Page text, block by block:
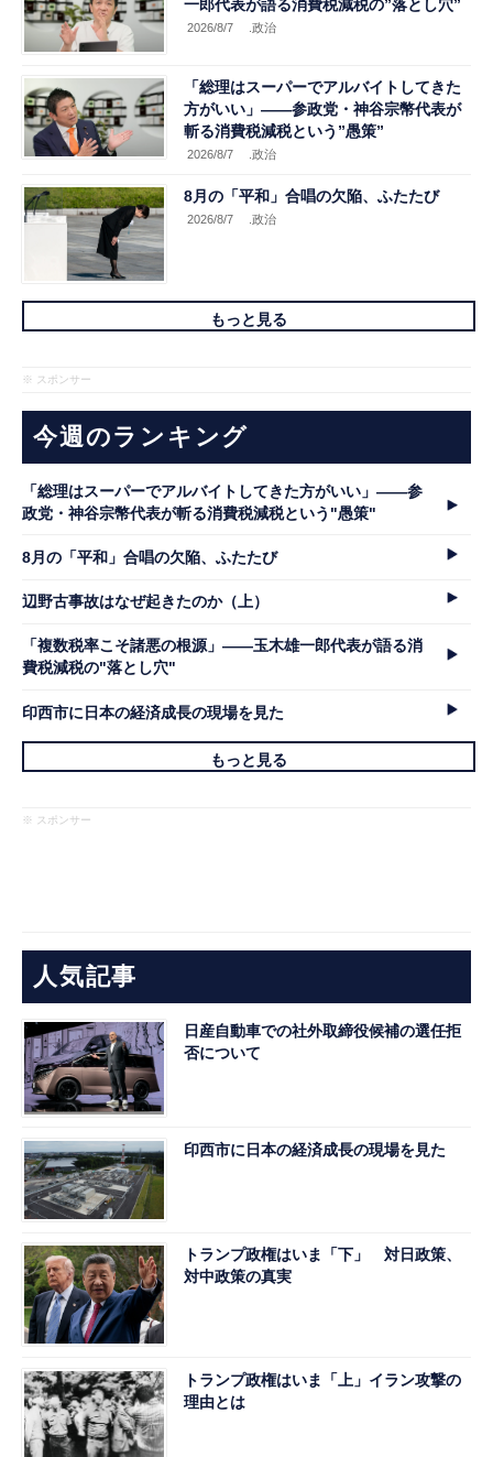
一郎代表が語る消費税減税の”落とし穴”
2026/8/7 .政治
「総理はスーパーでアルバイトしてきた
方がいい」――参政党・神谷宗幣代表が
斬る消費税減税という”愚策”
2026/8/7 .政治
8月の「平和」合唱の欠陥、ふたたび
2026/8/7 .政治
もっと見る
※ スポンサー
今週のランキング
「総理はスーパーでアルバイトしてきた方がいい」――参
政党・神谷宗幣代表が斬る消費税減税という"愚策"
8月の「平和」合唱の欠陥、ふたたび
辺野古事故はなぜ起きたのか（上）
「複数税率こそ諸悪の根源」――玉木雄一郎代表が語る消
費税減税の"落とし穴"
印西市に日本の経済成長の現場を見た
もっと見る
※ スポンサー
人気記事
日産自動車での社外取締役候補の選任拒
否について
印西市に日本の経済成長の現場を見た
トランプ政権はいま「下」 対日政策、
対中政策の真実
トランプ政権はいま「上」イラン攻撃の
理由とは